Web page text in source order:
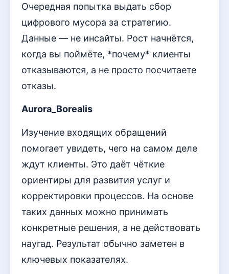
Очередная попытка выдать сбор
цифрового мусора за стратегию.
Данные — не инсайты. Рост начнётся,
когда вы поймёте, *почему* клиенты
отказываются, а не просто посчитаете
отказы.
Aurora_Borealis
Изучение входящих обращений
помогает увидеть, чего на самом деле
ждут клиенты. Это даёт чёткие
ориентиры для развития услуг и
корректировки процессов. На основе
таких данных можно принимать
конкретные решения, а не действовать
наугад. Результат обычно заметен в
ключевых показателях.